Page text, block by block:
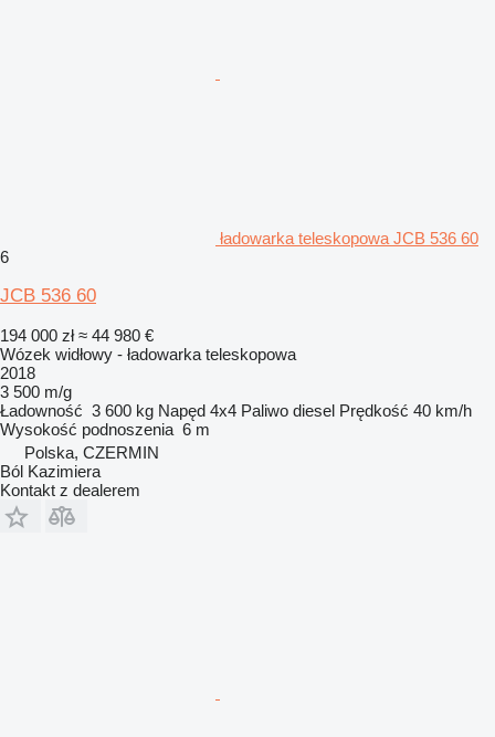
ładowarka teleskopowa JCB 536 60
6
JCB 536 60
194 000 zł ≈ 44 980 €
Wózek widłowy - ładowarka teleskopowa
2018
3 500 m/g
Ładowność 3 600 kg Napęd 4x4 Paliwo diesel Prędkość 40 km/h
Wysokość podnoszenia 6 m
Polska, CZERMIN
Ból Kazimiera
Kontakt z dealerem